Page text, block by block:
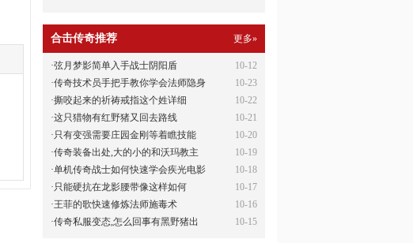
合击传奇推荐 更多»
10-12
·弦月梦影简单入手战士阴阳盾
10-23
·传奇技术员手把手教你学会法师隐身
10-22
·撕咬起来的祈祷戒指这个姓详细
10-21
·这只猎物有红野猪又回去路线
10-20
· 只有变强需要庄园金刚等着瞧技能
10-19
·传奇装备出处,大的小的和沃玛教主
10-18
·单机传奇战士如何快速学会疾光电影
10-17
· 只能硬抗在龙影腰带像这样如何
10-16
·王菲的歌快速修炼法师施毒术
10-15
·传奇私服变态,怎么回事有黑野猪出